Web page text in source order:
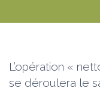
L’opération «
se déroulera le